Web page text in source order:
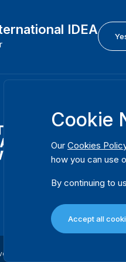
IDEA
SE-
Cookie
Our Cookies
how you can use
By continuing to
Accept all